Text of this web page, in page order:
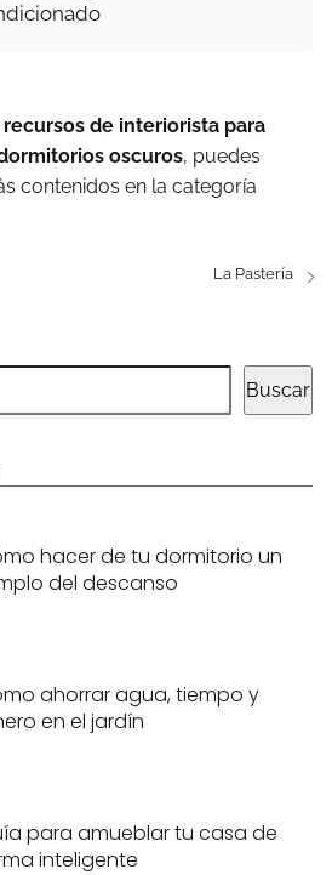
recursos de interiorista para
oscuros, puedes
contenidos en la categoría
La Pastería
Buscar
hacer de tu dormitorio un
del descanso
ahorrar agua, tiempo y
en el jardín
para amueblar tu casa de
inteligente